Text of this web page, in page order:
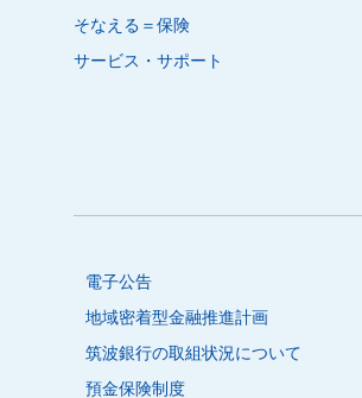
そなえる＝保険
サービス・サポート
電子公告
地域密着型金融推進計画
筑波銀行の取組状況について
預金保険制度